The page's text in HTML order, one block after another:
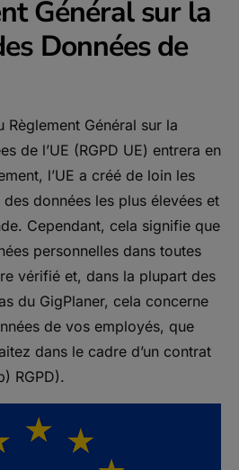
Général sur la
Données de
Règlement Général sur la
de l’UE (RGPD UE) entrera en
l’UE a créé de loin les
données les plus élevées et
Cependant, cela signifie que
personnelles dans toutes
vérifié et, dans la plupart des
du GigPlaner, cela concerne
de vos employés, que
dans le cadre d’un contrat
RGPD).